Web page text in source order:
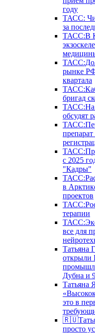
году
ТАСС:
за
ТАСС:В
рынке РФ
квартала
бригад
ТАСС:На
обсудят
с 2025
"Кадры"
в
проектов
терапии
все для
Татьяна
открыли
Дубна и
Татьяна
это в
просто